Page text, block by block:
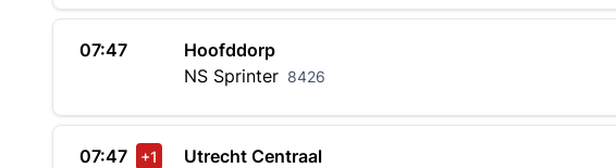
07:47
Hoofddorp
NS Sprinter 8426
07:47 +1
Utrecht Centraal